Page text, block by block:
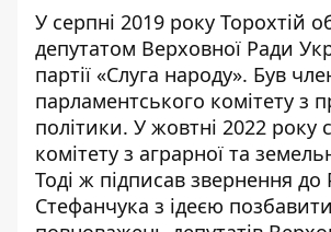
У серпні 2019 року Торохтій
депутатом Верховної Ради
партії «Слуга народу». Був
парламентського комітету з
політики. У жовтні 2022 року
комітету з аграрної та
Тоді ж підписав звернення до
Стефанчука з ідеєю позбавити